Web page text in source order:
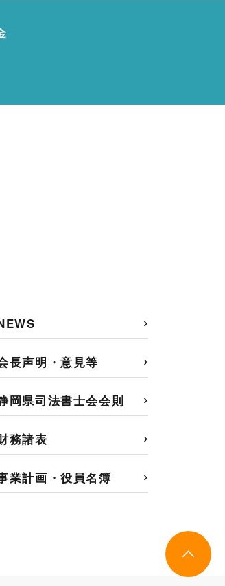
長声明・意見等
岡県司法書士会会則
務諸表
業計画・役員名簿